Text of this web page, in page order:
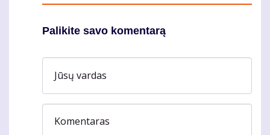
Palikite savo komentarą
Jūsų vardas
Komentaras